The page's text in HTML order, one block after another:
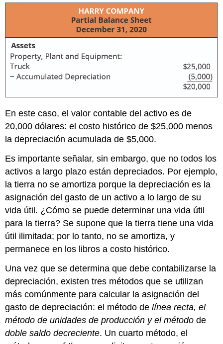
En este caso, el valor contable del activo es de
20,000 dólares: el costo histórico de $25,000 menos
la depreciación acumulada de $5,000.
Es importante señalar, sin embargo, que no todos los
activos a largo plazo están depreciados. Por ejemplo,
la tierra no se amortiza porque la depreciación es la
asignación del gasto de un activo a lo largo de su
vida útil. ¿Cómo se puede determinar una vida útil
para la tierra? Se supone que la tierra tiene una vida
útil ilimitada; por lo tanto, no se amortiza, y
permanece en los libros a costo histórico.
Una vez que se determina que debe contabilizarse la
depreciación, existen tres métodos que se utilizan
más comúnmente para calcular la asignación del
gasto de depreciación: el método delínea recta, el
método de unidades de producción y el método de
doble saldo decreciente. Un cuarto método, el